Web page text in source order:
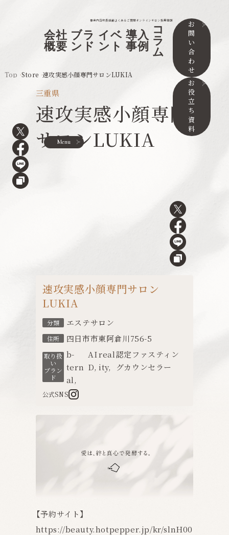
事業内容取扱店舗よくあるご質問オンラインサロン採用情報
会社
概要
ブラ
ンド
イベ
ント
導入
事例
コ
ラ
ム
お
問
い
合
わ
せ
お
役
立
ち
資
料
Menu
Top Store 速攻実感小顔専門サロンLUKIA
三重県
速攻実感小顔専門
サロンLUKIA
速攻実感小顔専門サロン
LUKIA
分類 エステサロン
住所 四日市市東阿倉川756-5
取り扱
い
ブラン
ド
b-
tern
al,
AI
D,
real
ity,
認定ファスティン
グカウンセラー
公式SNS
【予約サイト】
https://beauty.hotpepper.jp/kr/slnH00